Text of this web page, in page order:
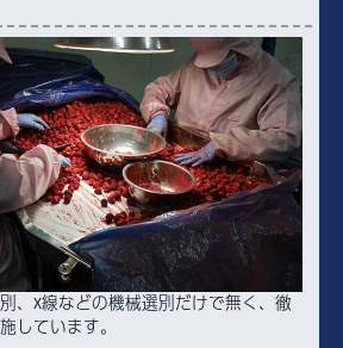
、X線などの機械選別だけで無く、徹
しています。